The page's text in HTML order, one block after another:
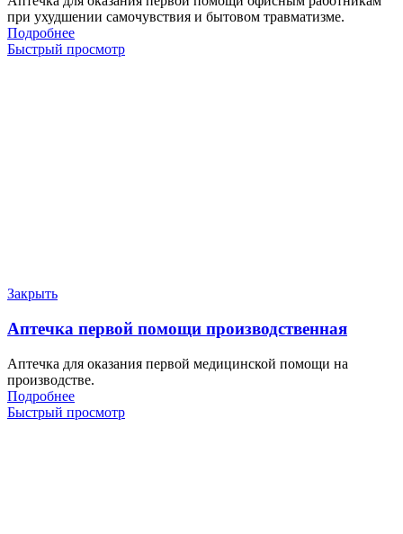
при ухудшении самочувствия и бытовом травматизме.
Подробнее
Быстрый просмотр
Закрыть
Аптечка первой помощи производственная
Аптечка для оказания первой медицинской помощи на
производстве.
Подробнее
Быстрый просмотр